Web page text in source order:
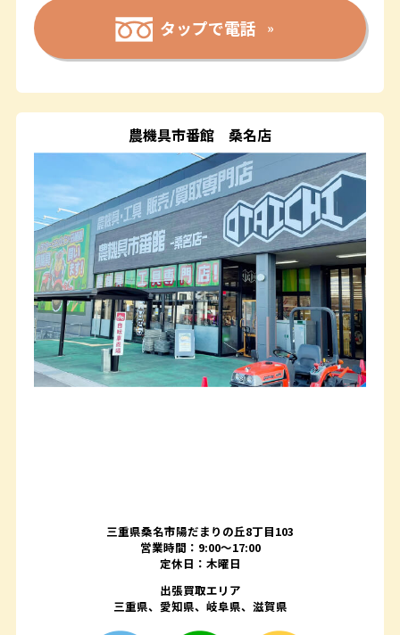
タップで電話
農機具市番館 桑名店
三重県桑名市陽だまりの丘8丁目103
営業時間：9:00〜17:00
定休日：木曜日
出張買取エリア
三重県、愛知県、岐阜県、滋賀県